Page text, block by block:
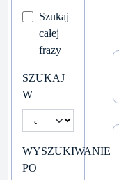
Szukaj
całej
frazy
SZUKAJ
W
WYSZUKIWANIE
PO